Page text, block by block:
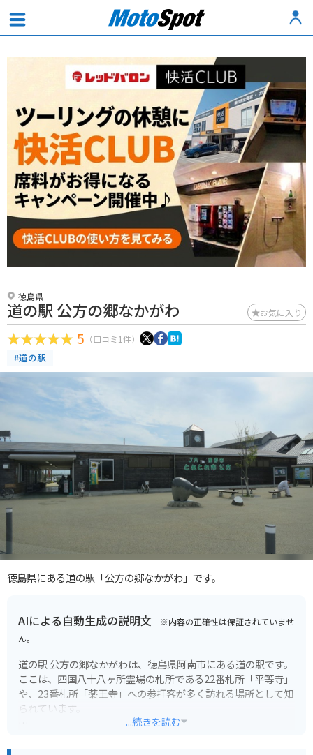
徳島県
道の駅 公方の郷なかがわ お気に入り
5 （口コミ1件）
#道の駅
徳島県にある道の駅「公方の郷なかがわ」です。
AIによる自動生成の説明文 ※内容の正確性は保証されていませ
ん。
道の駅 公方の郷なかがわは、徳島県阿南市にある道の駅です。
ここは、四国八十八ヶ所霊場の札所である22番札所「平等寺」
や、23番札所「薬王寺」への参拝客が多く訪れる場所として知
られています。
...続きを読む